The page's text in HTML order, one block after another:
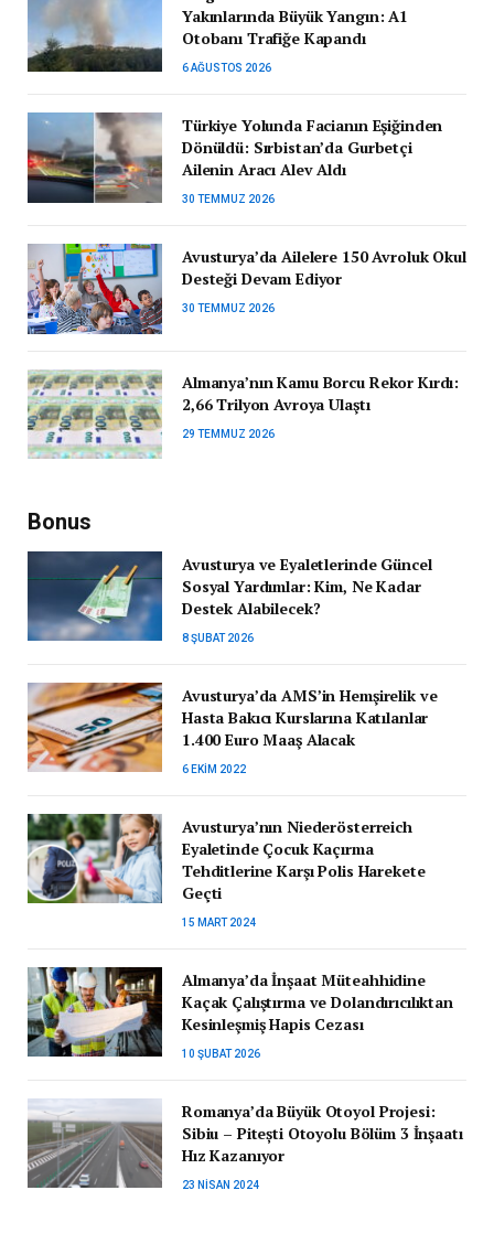
Yakınlarında Büyük Yangın: A1
Otobanı Trafiğe Kapandı
6 AĞUSTOS 2026
Türkiye Yolunda Facianın Eşiğinden
Dönüldü: Sırbistan’da Gurbetçi
Ailenin Aracı Alev Aldı
30 TEMMUZ 2026
Avusturya’da Ailelere 150 Avroluk Okul
Desteği Devam Ediyor
30 TEMMUZ 2026
Almanya’nın Kamu Borcu Rekor Kırdı:
2,66 Trilyon Avroya Ulaştı
29 TEMMUZ 2026
Bonus
Avusturya ve Eyaletlerinde Güncel
Sosyal Yardımlar: Kim, Ne Kadar
Destek Alabilecek?
8 ŞUBAT 2026
Avusturya’da AMS’in Hemşirelik ve
Hasta Bakıcı Kurslarına Katılanlar
1.400 Euro Maaş Alacak
6 EKIM 2022
Avusturya’nın Niederösterreich
Eyaletinde Çocuk Kaçırma
Tehditlerine Karşı Polis Harekete
Geçti
15 MART 2024
Almanya’da İnşaat Müteahhidine
Kaçak Çalıştırma ve Dolandırıcılıktan
Kesinleşmiş Hapis Cezası
10 ŞUBAT 2026
Romanya’da Büyük Otoyol Projesi:
Sibiu – Pitești Otoyolu Bölüm 3 İnşaatı
Hız Kazanıyor
23 NISAN 2024